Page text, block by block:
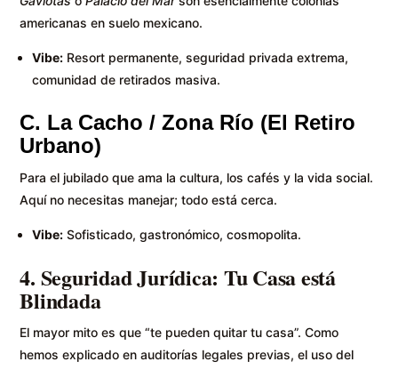
americanas en suelo mexicano.
Vibe: Resort permanente, seguridad privada extrema,
comunidad de retirados masiva.
C. La Cacho / Zona Río (El Retiro
Urbano)
Para el jubilado que ama la cultura, los cafés y la vida social.
Aquí no necesitas manejar; todo está cerca.
Vibe: Sofisticado, gastronómico, cosmopolita.
4. Seguridad Jurídica: Tu Casa está
Blindada
El mayor mito es que “te pueden quitar tu casa”. Como
hemos explicado en auditorías legales previas, el uso del